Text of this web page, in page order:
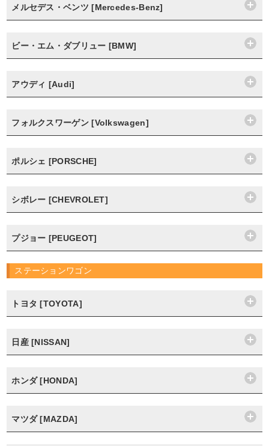
メルセデス・ベンツ [Mercedes-Benz]
ビー・エム・ダブリュー [BMW]
アウディ [Audi]
フォルクスワーゲン [Volkswagen]
ポルシェ [PORSCHE]
シボレー [CHEVROLET]
プジョー [PEUGEOT]
ステーションワゴン
トヨタ [TOYOTA]
日産 [NISSAN]
ホンダ [HONDA]
マツダ [MAZDA]